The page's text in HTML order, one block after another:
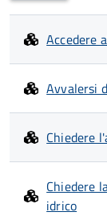
Accedere
Avvalersi
Chiedere
Chiedere
idrico